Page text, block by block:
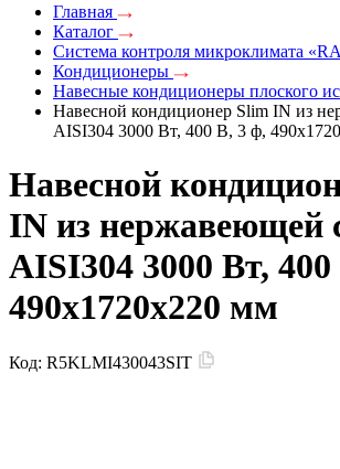
Главная
Каталог
Система контроля микроклимата
Кондиционеры
Навесные кондиционеры плоского
Навесной кондиционер Slim IN из
AISI304 3000 Вт, 400 В, 3 ф,
Навесной
IN из нержавеющей
AISI304 3000 Вт,
490x1720x220 мм
Код: R5KLMI430043SIT